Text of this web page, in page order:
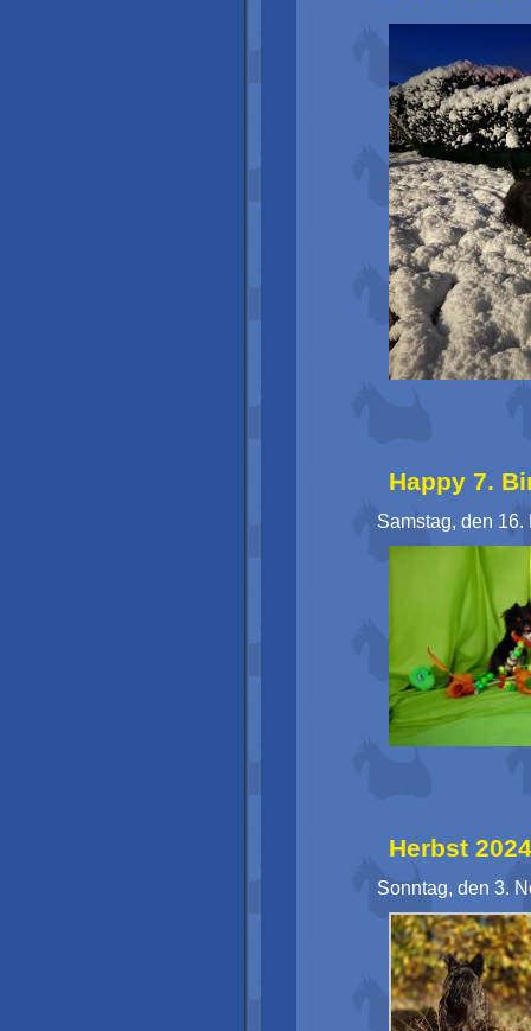
Happy 7.
Samstag, den
Herbst 2024
Sonntag, den 3.